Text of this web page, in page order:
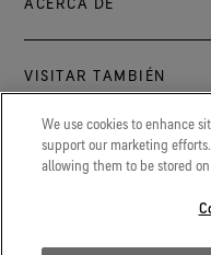
VISITAR TAMBIÉN
Sala de prensa
La última información
experiencias GORE‑TEX.
profesionales.
Sostenibilidad
Archive: PFC Goal
Oportunidades
LEGAL
We use cookies to enhance
support our marketing
allowing them to be stored